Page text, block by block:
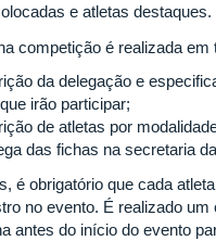
e atletas destaques.
competição é realizada em
da delegação e
irão participar;
de atletas por
das fichas na secretaria
é obrigatório que cada
no evento. É realizado um
antes do início do evento